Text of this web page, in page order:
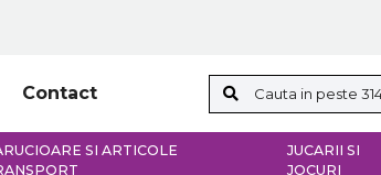
Contact
SI ARTICOLE
JUCARII SI
JOCURI